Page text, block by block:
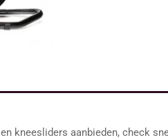
kneesliders aanbieden, check